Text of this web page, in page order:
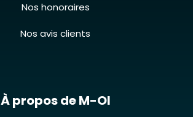
Nos honoraires
Nos avis clients
À propos de M-OI